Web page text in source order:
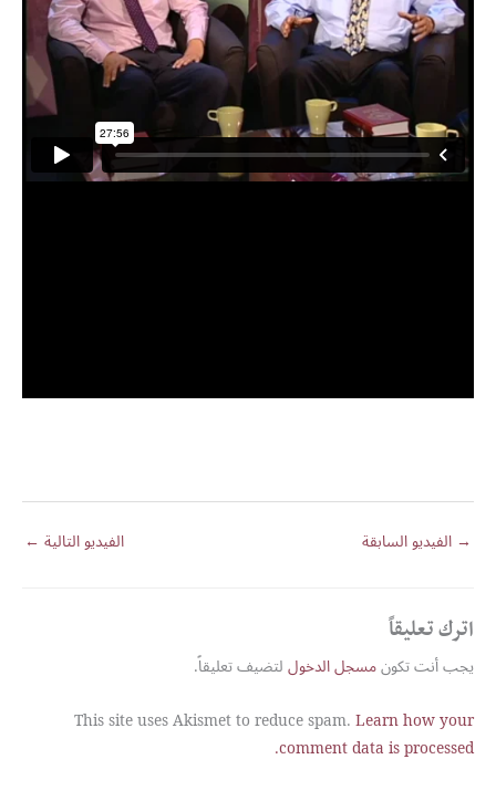
→ الفيديو السابقة الفيديو التالية ←
اترك تعليقاً
يجب أنت تكونمسجل الدخوللتضيف تعليقاً.
This site uses Akismet to reduce spam.Learn how your
comment data is processed.